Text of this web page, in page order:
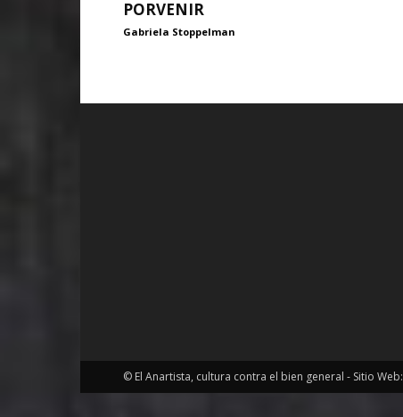
PORVENIR
Gabriela Stoppelman
© El Anartista, cultura contra el bien general - Sitio Web: